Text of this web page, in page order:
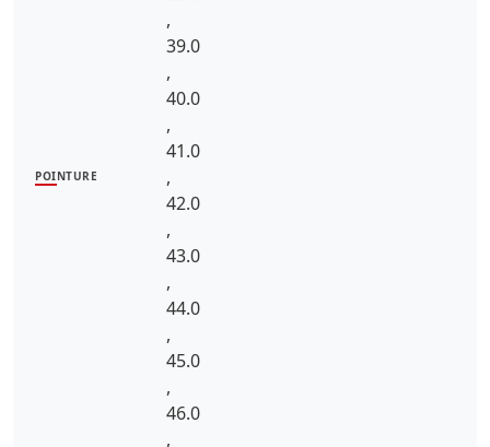
POINTURE
,
39.0
,
40.0
,
41.0
,
42.0
,
43.0
,
44.0
,
45.0
,
46.0
,